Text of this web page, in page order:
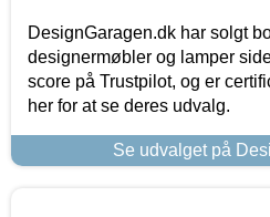
DesignGaragen.dk har solgt
designermøbler og lamper
score på Trustpilot, og er
her for at se deres udvalg.
Se udvalget på